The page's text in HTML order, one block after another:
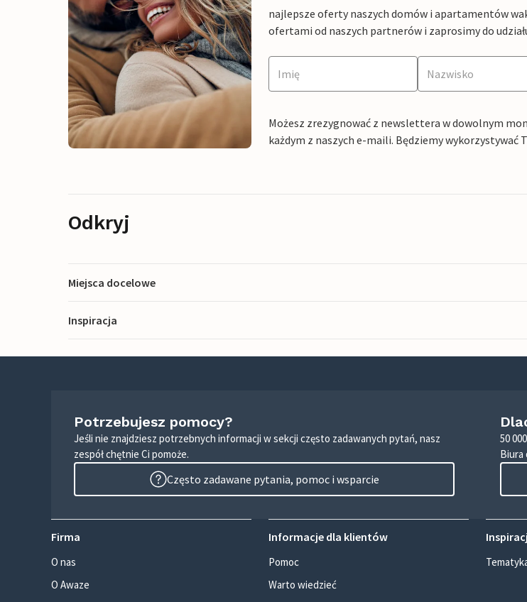
najlepsze oferty naszych domów i apartamentów
ofertami od naszych partnerów i zaprosimy do
Możesz zrezygnować z newslettera w dowolnym
każdym z naszych e-maili. Będziemy wykorzystywać
Odkryj
Miejsca docelowe
Inspiracja
Potrzebujesz pomocy?
Jeśli nie znajdziesz potrzebnych informacji w sekcji często zadawanych pytań, nasz
zespół chętnie Ci pomoże.
Często zadawane pytania, pomoc i wsparcie
50
Biura
Firma
O nas
O Awaze
Informacje dla klientów
Pomoc
Warto wiedzieć